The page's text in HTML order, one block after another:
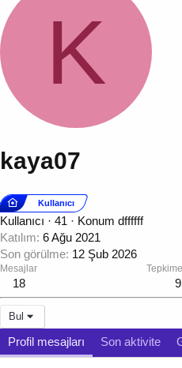
K
kaya07
Kullanıcı
Kullanıcı · 41 · Konum dffffff
Katılım 6 Ağu 2021
Son görülme 12 Şub 2026
Mesajlar
18 9
Bul
Profil mesajları Son aktivite